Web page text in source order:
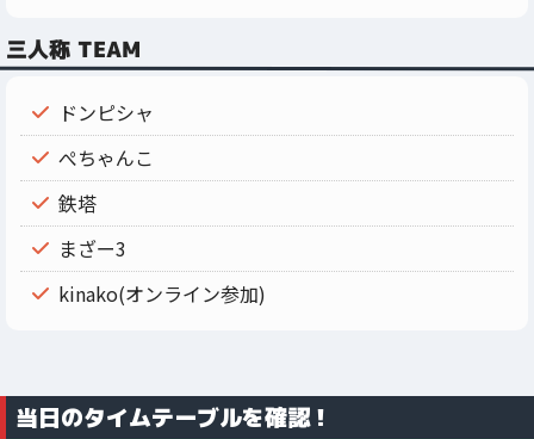
三人称 TEAM
ドンピシャ
ぺちゃんこ
鉄塔
まざー3
kinako(オンライン参加)
当日のタイムテーブルを確認！